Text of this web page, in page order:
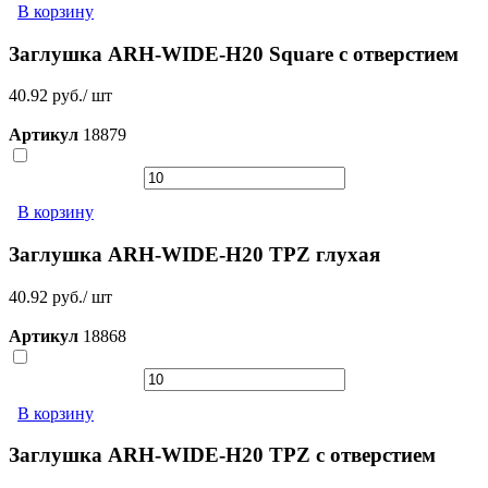
В корзину
Заглушка ARH-WIDE-H20 Square с отверстием
40.92 руб./ шт
Артикул 18879
В корзину
Заглушка ARH-WIDE-H20 TPZ глухая
40.92 руб./ шт
Артикул 18868
В корзину
Заглушка ARH-WIDE-H20 TPZ с отверстием